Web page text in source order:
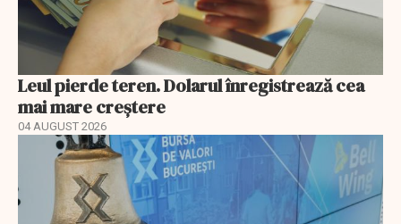
Leul pierde teren. Dolarul înregistrează cea
mai mare creștere
04 AUGUST 2026